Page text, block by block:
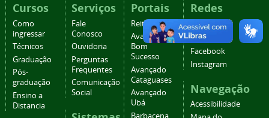
Cursos
Como
ingressar
Técnicos
Graduação
Pós-
graduação
Ensino a
Distancia
Serviços
Fale
Conosco
Ouvidoria
Perguntas
Frequentes
Comunicação
Social
Portais
Reitoria
Avançado
Bom
Sucesso
Avançado
Cataguases
Avançado
Ubá
Barbacena
Redes
sociais
YouTube
Facebook
Instagram
Navegação
Acessibilidade